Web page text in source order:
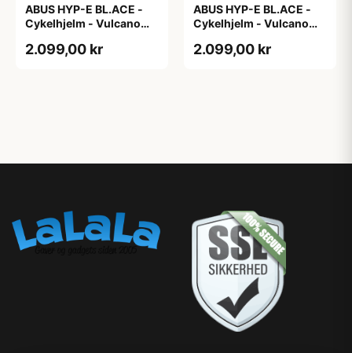
ABUS HYP-E BL.ACE -
Cykelhjelm - Vulcano
2.099,00 kr
ABUS HYP-E BL.ACE -
Cykelhjelm - Vulcano
2.099,00 kr